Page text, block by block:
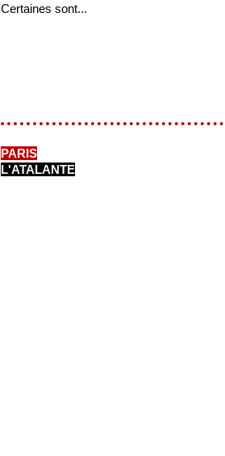
Certaines sont...
PARIS
L'ATALANTE